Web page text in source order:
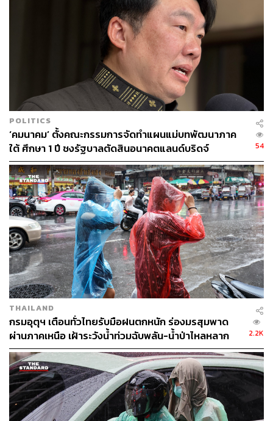
ภาคใต้ (ฝั่งตะวันออก) ตอนบนของภาค อากาศเย็นกับมี
หมอกบางในตอนเช้า ตอนล่างของภาค มีฝนฟ้าคะนองร้อย
ละ 30 ของพื้นที่ ส่วนมากบริเวณสุราษฎร์ธานี
นครศรีธรรมราช พัทลุง สงขลา และปัตตานี อุณหภูมิต่ำสุด
20-24 องศาเซลเซียส อุณหภูมิสูงสุด 30-32 องศาเซลเซียส
ลมตะวันออกเฉียงเหนือ ความเร็ว 15-30 กม./ชม. ทะเลมีคลื่น
สูงประมาณ 1 เมตร บริเวณฝนฟ้าคะนองคลื่นสูงมากกว่า 1
เมตร
ภาคใต้ (ฝั่งตะวันตก) มีฝนฟ้าคะนองร้อยละ 20 ของพื้นที่ ส่วน
มากบริเวณตรัง และสตูล อุณหภูมิต่ำสุด 21-23 องศา
เซลเซียส อุณหภูมิสูงสุด 30-32 องศาเซลเซียส ลมตะวันออก
เฉียงเหนือ ความเร็ว 15-30 กม./ชม. ทะเลมีคลื่นต่ำกว่า 1
เมตร ห่างฝั่งคลื่นสูงประมาณ 1 เมตร
กรุงเทพฯ และปริมณฑล มีหมอกบางในตอนเช้า อุณหภูมิต่ำ
สุด 23-25 องศาเซลเซียส อุณหภูมิสูงสุด 33-34 องศา
เซลเซียส ลมตะวันออกเฉียงเหนือ ความเร็ว 10-20 กม./ชม.
TAGS: หมอก อัคคีภัย พยากรณ์อากาศ
อากาศหนาว
ภาคเหนือ
ภาคใต้ ภาคกลาง
อากาศเย็น
กรมอุตุนิยมวิทยา
ฝุ่นละออง
POLITICS
‘คมนาคม’ ตั้งคณะกรรมการจัดทำแผนแม่บทพัฒนาภาค
ใต้ ศึกษา 1 ปี ชงรัฐบาลตัดสินอนาคตแลนด์บริดจ์
54
THAILAND
กรมอุตุฯ เตือนทั่วไทยรับมือฝนตกหนัก ร่องมรสุมพาด
ผ่านภาคเหนือ เฝ้าระวังน้ำท่วมฉับพลัน-น้ำป่าไหลหลาก
2.2K